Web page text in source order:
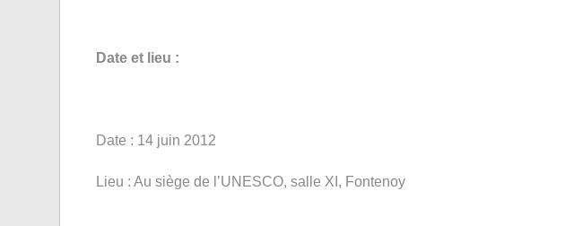
Date et lieu :
Date : 14 juin 2012
Lieu : Au siège de l’UNESCO, salle XI, Fontenoy